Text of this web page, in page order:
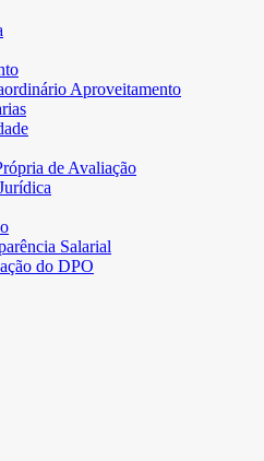
Aproveitamento
de Avaliação
Salarial
do DPO